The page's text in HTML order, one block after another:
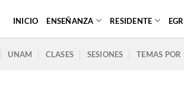
INICIO ENSEÑANZA RESIDENTE
UNAM CLASES SESIONES TEMAS POR